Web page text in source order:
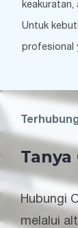
keakuratan,
Untuk
profesional
Hubungi
melalui